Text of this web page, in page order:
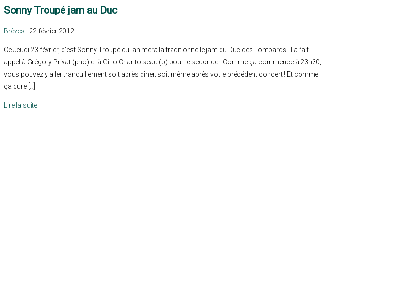
Sonny Troupé jam au Duc
Brèves | 22 février 2012
Ce Jeudi 23 février, c’est Sonny Troupé qui animera la traditionnelle jam du Duc des Lombards. Il a fait
appel à Grégory Privat (pno) et à Gino Chantoiseau (b) pour le seconder. Comme ça commence à 23h30,
vous pouvez y aller tranquillement soit après dîner, soit même après votre précédent concert ! Et comme
ça dure […]
Lire la suite